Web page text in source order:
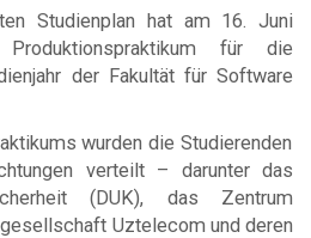
Studienplan hat am 16. Juni
für die
der Fakultät für Software
wurden die Studierenden
verteilt – darunter das
(DUK), das Zentrum
Uztelecom und deren